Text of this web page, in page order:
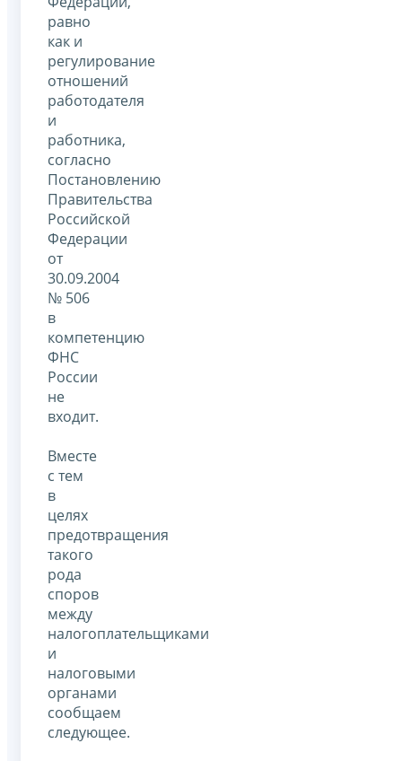
равно
как и
регулирование
отношений
работодателя
и
работника,
согласно
Постановлению
Правительства
Российской
Федерации
от
30.09.2004
№ 506
в
компетенцию
ФНС
России
не
входит.
Вместе
с тем
в
целях
предотвращения
такого
рода
споров
между
налогоплательщиками
и
налоговыми
органами
сообщаем
следующее.